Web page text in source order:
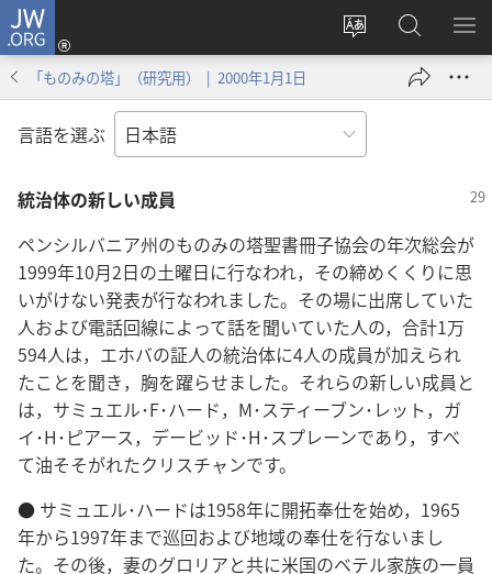
JW.ORG
サ
ト
の
言
変
え
る
ロ
グ
ン
し
ブ
で
開
く）
JW.ORG
の
検
メ
を
「ものみの塔」（研究用） | 2000年1月1日
言語を選ぶ
統治体の新しい成員
ペンシルバニア州のものみの塔聖書冊子協会の年次総会が
1999年10月2日の土曜日に行なわれ，その締めくくりに思
いがけない発表が行なわれました。その場に出席していた
人および電話回線によって話を聞いていた人の，合計1万
594人は，エホバの証人の統治体に4人の成員が加えられ
たことを聞き，胸を躍らせました。それらの新しい成員と
は，サミュエル･F･ハード，M･スティーブン･レット，ガ
イ･H･ピアース，デービッド･H･スプレーンであり，すべ
て油そそがれたクリスチャンです。
● サミュエル･ハードは1958年に開拓奉仕を始め，1965
年から1997年まで巡回および地域の奉仕を行ないまし
た。その後，妻のグロリアと共に米国のベテル家族の一員